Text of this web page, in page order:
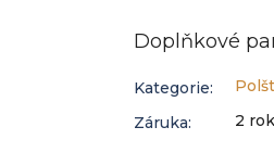
Doplňkové
Kategorie:
Záruka: 2